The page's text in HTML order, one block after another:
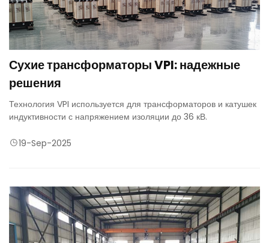
Сухие трансформаторы VPI: надежные
решения
Технология VPI используется для трансформаторов и катушек
индуктивности с напряжением изоляции до 36 кВ.
19-Sep-2025